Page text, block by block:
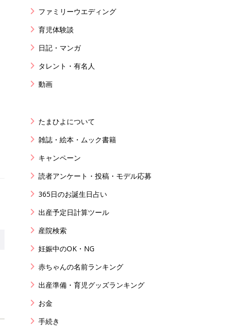
ファミリーウエディング
育児体験談
日記・マンガ
タレント・有名人
動画
たまひよについて
雑誌・絵本・ムック書籍
キャンペーン
読者アンケート・投稿・モデル応募
365日のお誕生日占い
出産予定日計算ツール
産院検索
妊娠中のOK・NG
赤ちゃんの名前ランキング
出産準備・育児グッズランキング
お金
手続き